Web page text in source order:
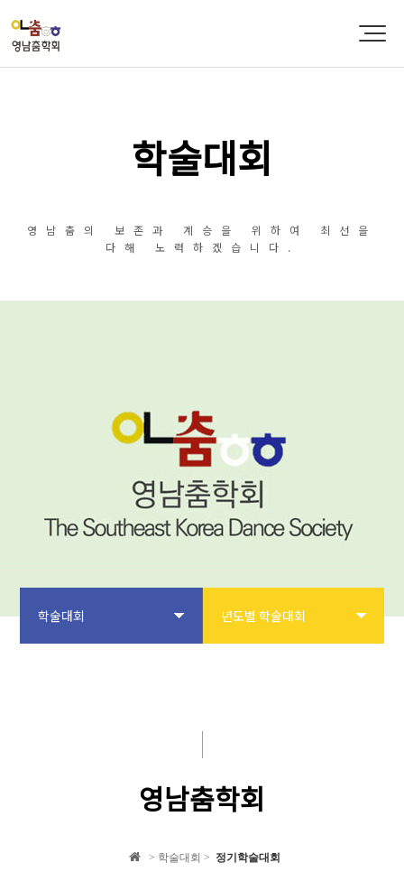
학술대회
영남춤의 보존과 계승을 위하여 최선을
다해 노력하겠습니다.
학술대회 년도별 학술대회
학술상
영남춤학회
> 학술대회 > 정기학술대회